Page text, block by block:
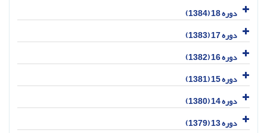
دوره 18 (1384)
دوره 17 (1383)
دوره 16 (1382)
دوره 15 (1381)
دوره 14 (1380)
دوره 13 (1379)